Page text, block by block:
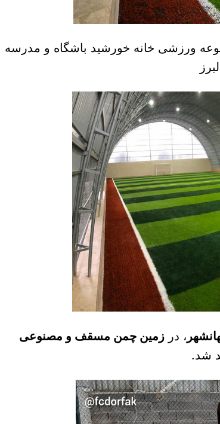
ورزشی خانه خورشید باشگاه و مدرسه
، درزمین چمن مسقف و مصنوعی
شد.